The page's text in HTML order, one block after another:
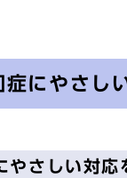
症にやさ
やさしい対応